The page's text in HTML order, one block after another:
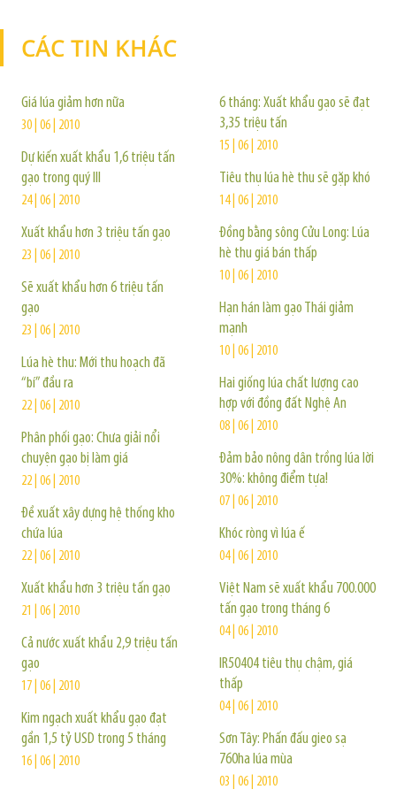
CÁC TIN KHÁC
Giá lúa giảm hơn nữa
30 | 06 | 2010
Dự kiến xuất khẩu 1,6 triệu tấn
gạo trong quý III
24 | 06 | 2010
Xuất khẩu hơn 3 triệu tấn gạo
23 | 06 | 2010
Sẽ xuất khẩu hơn 6 triệu tấn
gạo
23 | 06 | 2010
Lúa hè thu: Mới thu hoạch đã
“bí” đầu ra
22 | 06 | 2010
Phân phối gạo: Chưa giải nổi
chuyện gạo bị làm giá
22 | 06 | 2010
Đề xuất xây dựng hệ thống kho
chứa lúa
22 | 06 | 2010
Xuất khẩu hơn 3 triệu tấn gạo
21 | 06 | 2010
Cả nước xuất khẩu 2,9 triệu tấn
gạo
17 | 06 | 2010
Kim ngạch xuất khẩu gạo đạt
gần 1,5 tỷ USD trong 5 tháng
16 | 06 | 2010
6 tháng: Xuất khẩu gạo sẽ đạt
3,35 triệu tấn
15 | 06 | 2010
Tiêu thụ lúa hè thu sẽ gặp khó
14 | 06 | 2010
Đồng bằng sông Cửu Long: Lúa
hè thu giá bán thấp
10 | 06 | 2010
Hạn hán làm gạo Thái giảm
mạnh
10 | 06 | 2010
Hai giống lúa chất lượng cao
hợp với đồng đất Nghệ An
08 | 06 | 2010
Đảm bảo nông dân trồng lúa lời
30%: không điểm tựa!
07 | 06 | 2010
Khóc ròng vì lúa ế
04 | 06 | 2010
Việt Nam sẽ xuất khẩu 700.000
tấn gạo trong tháng 6
04 | 06 | 2010
IR50404 tiêu thụ chậm, giá
thấp
04 | 06 | 2010
Sơn Tây: Phấn đấu gieo sạ
760ha lúa mùa
03 | 06 | 2010